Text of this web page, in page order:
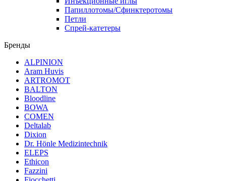
Папиллотомы/Сфинктеротомы
Петли
Спрей-катетеры
Бренды
ALPINION
Aram Huvis
ARTROMOT
BALTON
Bloodline
BOWA
COMEN
Deltalab
Dixion
Dr. Hönle Medizintechnik
ELEPS
Ethicon
Fazzini